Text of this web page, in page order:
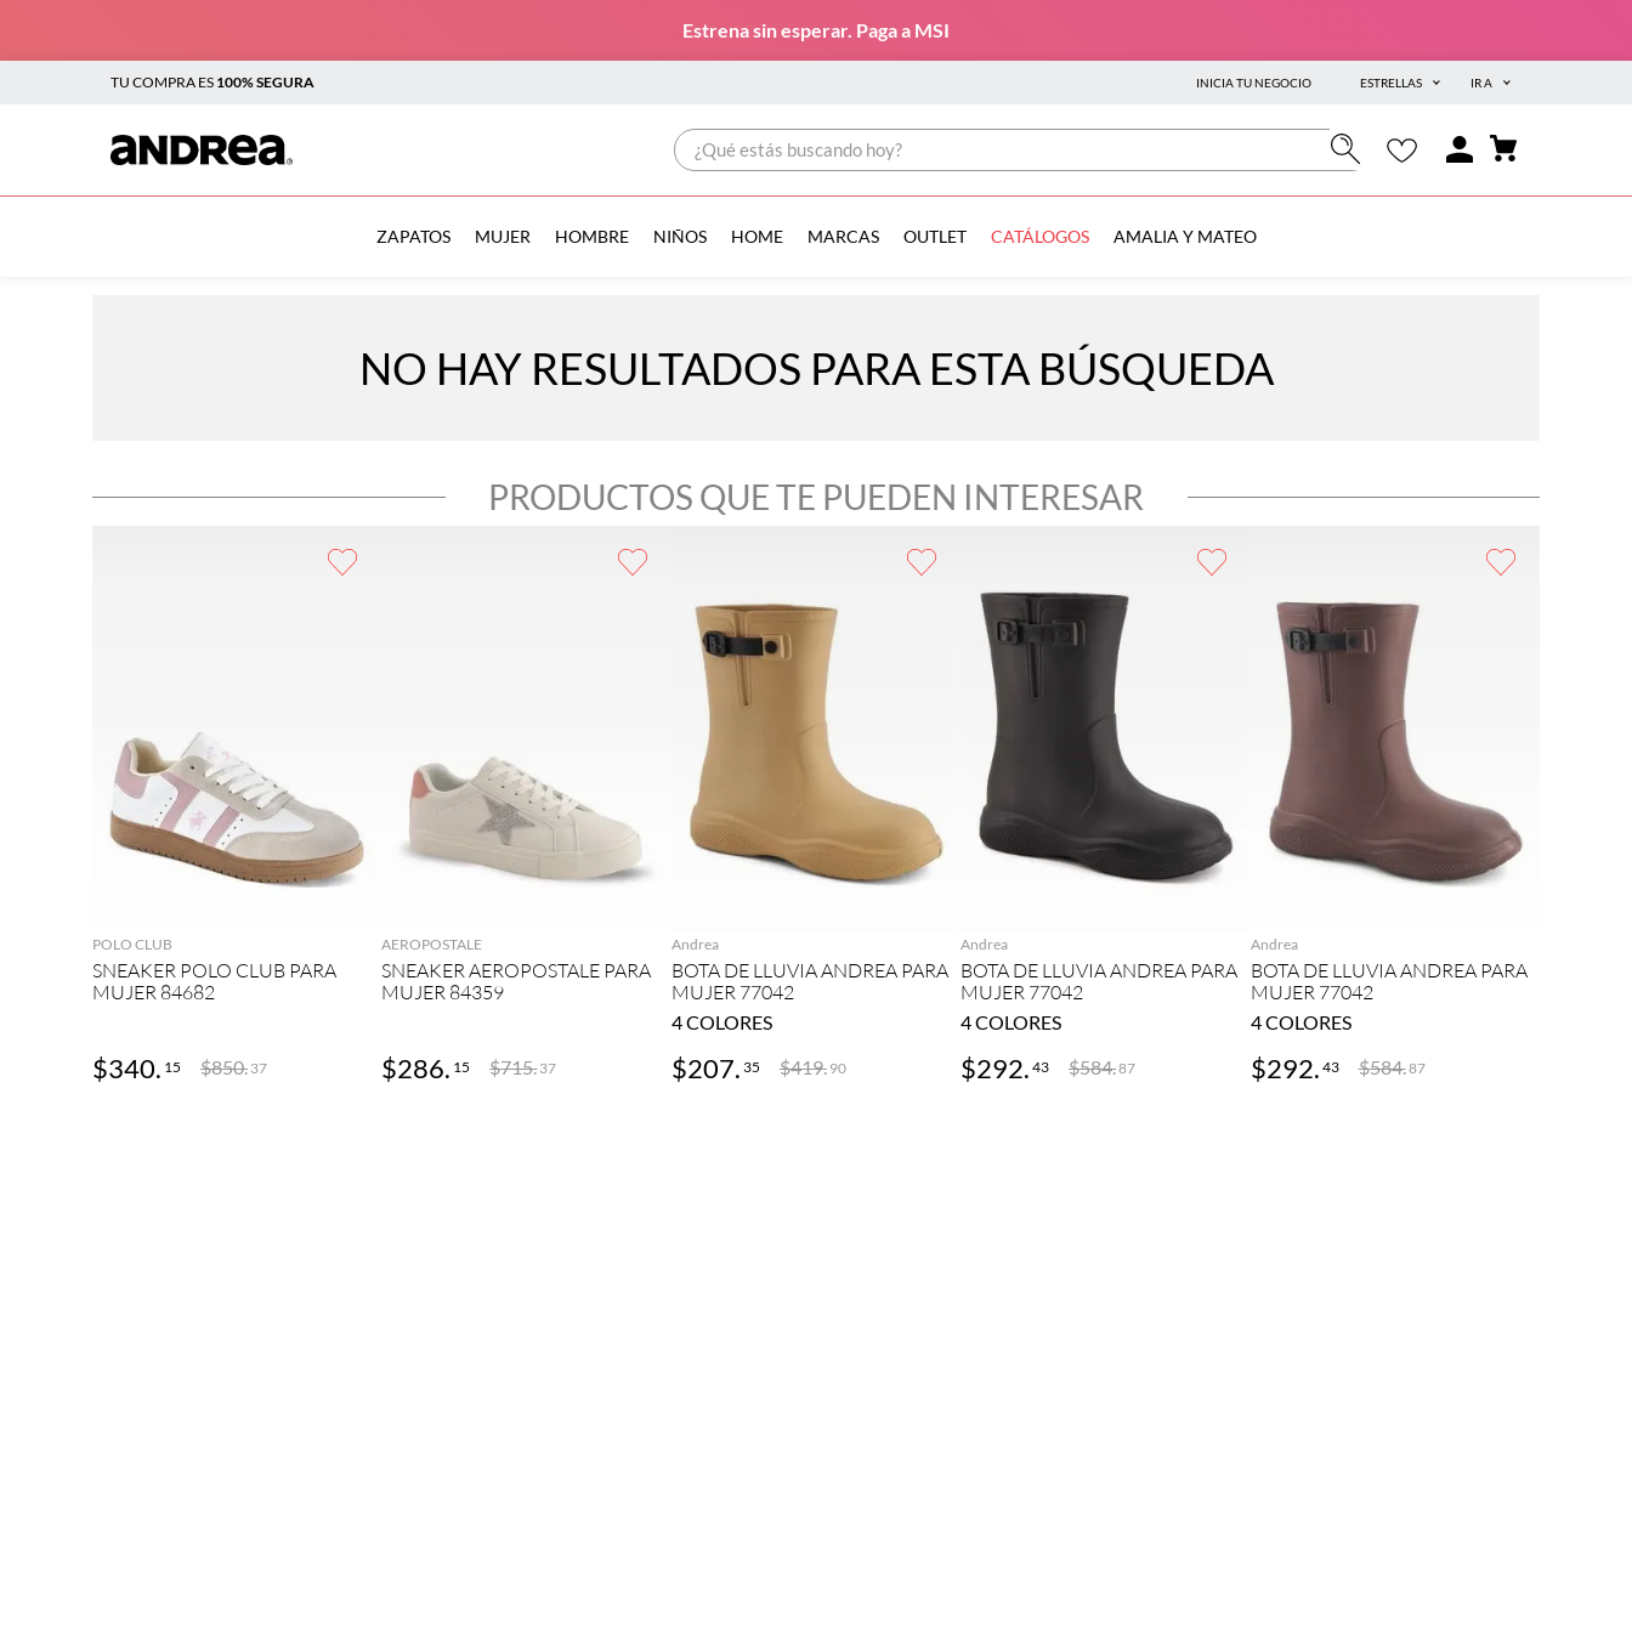
Estrena sin esperar. Paga a MSI
TU COMPRA ES 100% SEGURA INICIA TU NEGOCIO ESTRELLAS IR A
¿Qué estás buscando hoy?
ZAPATOS MUJER HOMBRE NIÑOS HOME MARCAS OUTLET CATÁLOGOS AMALIA Y MATEO
NO HAY RESULTADOS PARA ESTA BÚSQUEDA
PRODUCTOS QUE TE PUEDEN INTERESAR
POLO CLUB
SNEAKER POLO CLUB PARA
MUJER 84682
$340. 15 $850. 37
AEROPOSTALE
SNEAKER AEROPOSTALE PARA
MUJER 84359
$286. 15 $715.37
Andrea
BOTA DE LLUVIA ANDREA PARA
MUJER 77042
4COLORES
$207. 35 $419. 90
Andrea
BOTA DE LLUVIA ANDREA PARA
MUJER 77042
4COLORES
$292. 43 $584.87
Andrea
BOTA DE LLUVIA ANDREA PARA
MUJER 77042
4COLORES
$292. 43 $584.87
TÉRMINOS MÁS BUSCADOS